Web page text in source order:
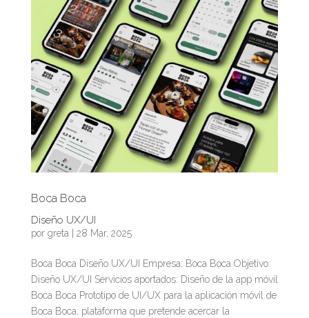
Boca Boca
Diseño UX/UI
por greta| 28 Mar, 2025
Boca Boca Diseño UX/UI Empresa: Boca Boca Objetivo:
Diseño UX/UI Servicios aportados: Diseño de la app móvil
Boca Boca Prototipo de UI/UX para la aplicación móvil de
Boca Boca, plataforma que pretende acercar la